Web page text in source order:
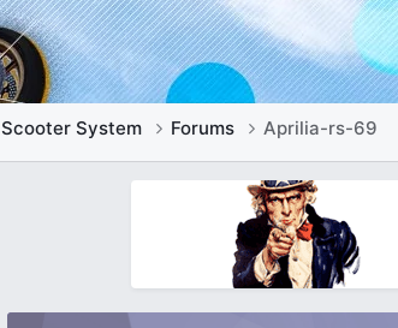
Scooter System Forums Aprilia-rs-69